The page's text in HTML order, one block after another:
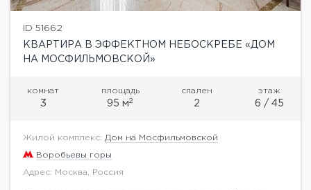
ID 51662
КВАРТИРА В ЭФФЕКТНОМ НЕБОСКРЕБЕ «ДОМ
НА МОСФИЛЬМОВСКОЙ»
комнат
3
площадь
95 м2
спален
2
этаж
6 / 45
Жилой комплекс: Дом на Мосфильмовской
Воробьевы горы
Адрес: Москва, Россия